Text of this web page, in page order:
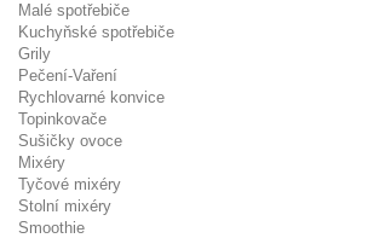
Malé spotřebiče
Kuchyňské spotřebiče
Grily
Pečení-Vaření
Rychlovarné konvice
Topinkovače
Sušičky ovoce
Mixéry
Tyčové mixéry
Stolní mixéry
Smoothie